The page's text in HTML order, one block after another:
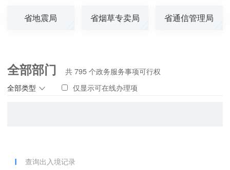
省地震局 省烟草专卖局 省通信管理局
全部部门
全部类型
共795 个政务服务事项可行权
仅显示可在线办理项
查询出入境记录